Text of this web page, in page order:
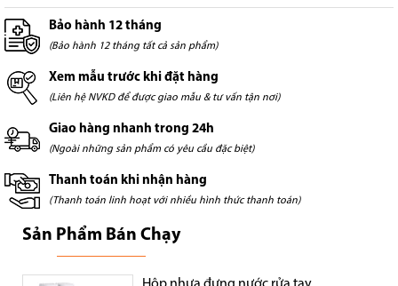
Bảo hành 12 tháng
(Bảo hành 12 tháng tất cả sản phẩm)
Xem mẫu trước khi đặt hàng
(Liên hệ NVKD để được giao mẫu & tư vấn tận nơi)
Giao hàng nhanh trong 24h
(Ngoài những sản phẩm có yêu cầu đặc biệt)
Thanh toán khi nhận hàng
(Thanh toán linh hoạt với nhiều hình thức thanh toán)
Sản Phẩm Bán Chạy